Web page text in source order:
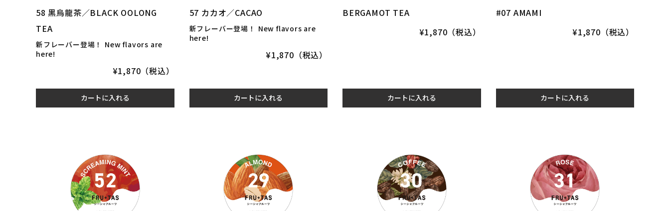
58 黒烏龍茶／BLACK OOLONG
TEA
新フレーバー登場！
New flavors are
here!
¥1,870（税込）
カートに入れる
57 カカオ／CACAO
新フレーバー登場！
New flavors are
here!
¥1,870（税込）
カートに入れる
BERGAMOT TEA
¥1,870（税込）
カートに入れる
#07 AMAMI
¥1,870（税込）
カートに入れる